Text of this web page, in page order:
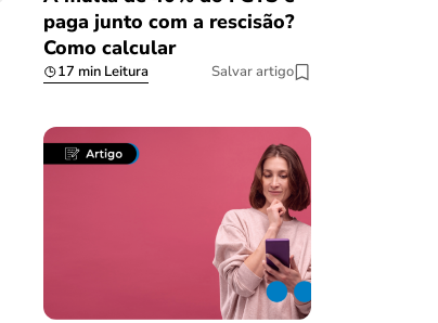
paga junto com a rescisão?
Como calcular
17 min Leitura Salvar artigo